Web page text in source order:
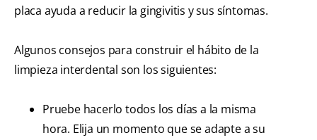
placa ayuda a reducir la gingivitis y sus síntomas.
Algunos consejos para construir el hábito de la
limpieza interdental son los siguientes:
Pruebe hacerlo todos los días a la misma
hora. Elija un momento que se adapte a su